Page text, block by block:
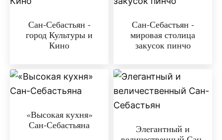
Сан-Себастьян -
город Культуры и
Кино
Сан-Себастьян -
мировая столица
закусок пинчо
«Высокая кухня»
Сан-Себастьяна
Элегантный и